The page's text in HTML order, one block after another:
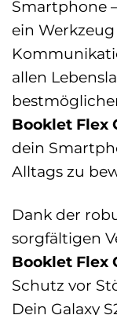
Smartphone
ein
allen
Booklet Flex
dein
Alltags zu
Dank der
sorgfältigen
Booklet Flex
Schutz vor
Dein Galaxy